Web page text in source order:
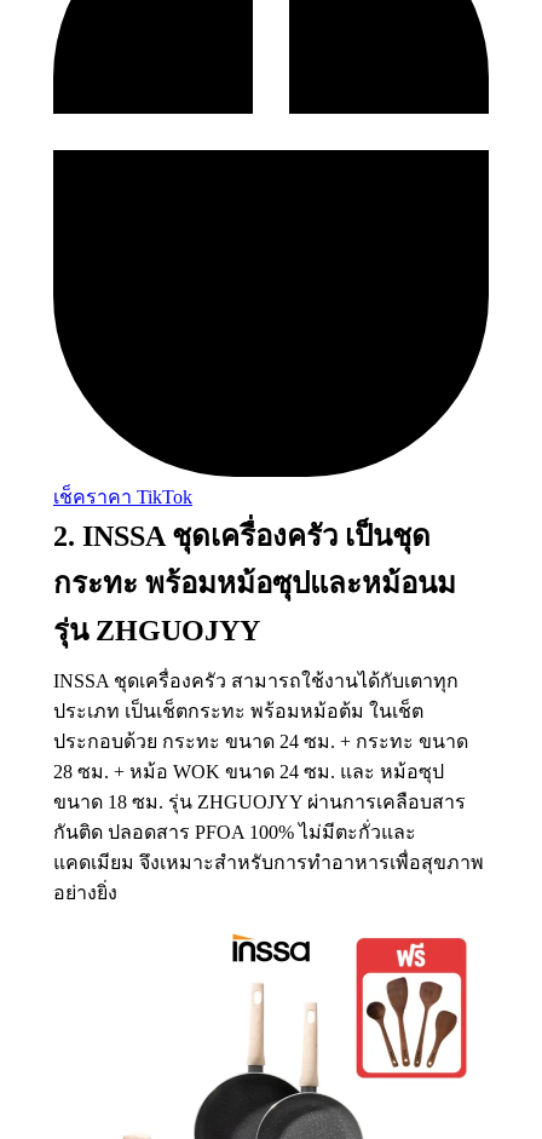
เช็คราคา TikTok
2. INSSA ชุดเครื่องครัว เป็นชุด
กระทะ พร้อมหม้อซุปและหม้อนม
รุ่น ZHGUOJYY
INSSA ชุดเครื่องครัว สามารถใช้งานได้กับเตาทุก
ประเภท เป็นเช็ตกระทะ พร้อมหม้อต้ม ในเช็ต
ประกอบด้วย กระทะ ขนาด 24 ซม. + กระทะ ขนาด
28 ซม. + หม้อ WOK ขนาด 24 ซม. และ หม้อซุป
ขนาด 18 ซม. รุ่น ZHGUOJYY ผ่านการเคลือบสาร
กันติด ปลอดสาร PFOA 100% ไม่มีตะกั่วและ
แคดเมียม จึงเหมาะสำหรับการทำอาหารเพื่อสุขภาพ
อย่างยิ่ง